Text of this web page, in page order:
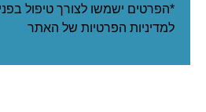
*הפרטים ישמשו לצורך טיפול
למדיניות הפרטיות של האתר